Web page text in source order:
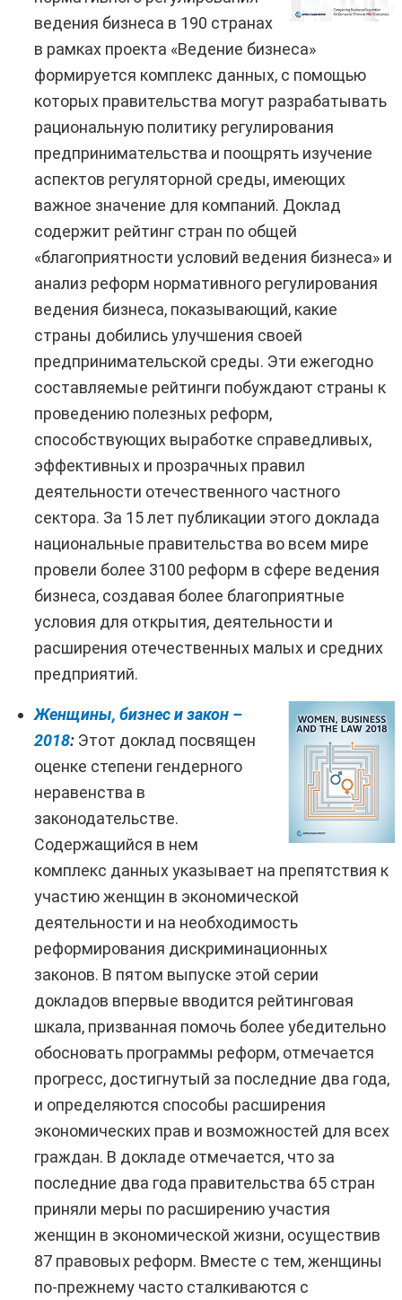
ведения бизнеса в 190 странах
в рамках проекта «Ведение бизнеса»
формируется комплекс данных, с помощью
которых правительства могут разрабатывать
рациональную политику регулирования
предпринимательства и поощрять изучение
аспектов регуляторной среды, имеющих
важное значение для компаний. Доклад
содержит рейтинг стран по общей
«благоприятности условий ведения бизнеса» и
анализ реформ нормативного регулирования
ведения бизнеса, показывающий, какие
страны добились улучшения своей
предпринимательской среды. Эти ежегодно
составляемые рейтинги побуждают страны к
проведению полезных реформ,
способствующих выработке справедливых,
эффективных и прозрачных правил
деятельности отечественного частного
сектора. За 15 лет публикации этого доклада
национальные правительства во всем мире
провели более 3100 реформ в сфере ведения
бизнеса, создавая более благоприятные
условия для открытия, деятельности и
расширения отечественных малых и средних
предприятий.
Женщины, бизнес и закон –
2018: Этот доклад посвящен
оценке степени гендерного
неравенства в
законодательстве.
Содержащийся в нем
комплекс данных указывает на препятствия к
участию женщин в экономической
деятельности и на необходимость
реформирования дискриминационных
законов. В пятом выпуске этой серии
докладов впервые вводится рейтинговая
шкала, призванная помочь более убедительно
обосновать программы реформ, отмечается
прогресс, достигнутый за последние два года,
и определяются способы расширения
экономических прав и возможностей для всех
граждан. В докладе отмечается, что за
последние два года правительства 65 стран
приняли меры по расширению участия
женщин в экономической жизни, осуществив
87 правовых реформ. Вместе с тем, женщины
по-прежнему часто сталкиваются с